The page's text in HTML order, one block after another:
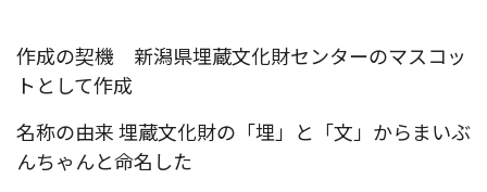
作成の契機 新潟県埋蔵文化財センターのマスコッ
トとして作成
名称の由来 埋蔵文化財の「埋」と「文」からまいぶ
んちゃんと命名した